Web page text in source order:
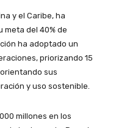
y el Caribe, ha
meta del 40% de
ha adoptado un
priorizando 15
sus
y uso sostenible.
millones en los